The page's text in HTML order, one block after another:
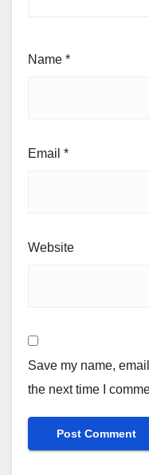
Name *
Email *
Website
Save my name,
the next time I